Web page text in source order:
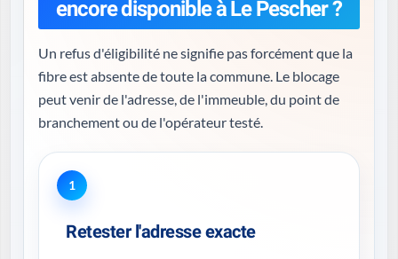
encore disponible à Le Pescher ?
Un refus d'éligibilité ne signifie pas forcément que la
fibre est absente de toute la commune. Le blocage
peut venir de l'adresse, de l'immeuble, du point de
branchement ou de l'opérateur testé.
1
Retester l'adresse exacte